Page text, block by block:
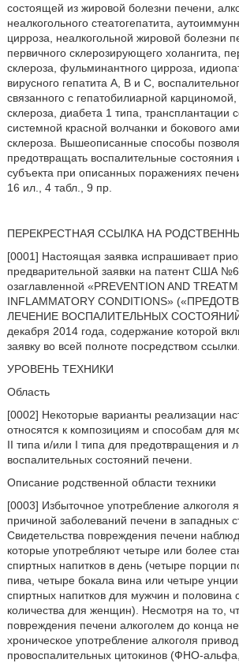
состоящей из жировой болезни печени,
неалкогольного стеатогепатита,
цирроза, неалкогольной жировой болезни
первичного склерозирующего холангита,
склероза, фульминантного цирроза,
вирусного гепатита A, B и C,
связанного с гепатобилиарной
склероза, диабета 1 типа, трансплантации
системной красной волчанки и бокового
склероза. Вышеописанные способы
предотвращать воспалительные состояния
субъекта при описанных поражениях
16 ил., 4 табл., 9 пр.
ПЕРЕКРЕСТНАЯ ССЫЛКА НА
[0001] Настоящая заявка испрашивает
предварительной заявки на патент США
озаглавленной «PREVENTION AND
INFLAMMATORY CONDITIONS»
ЛЕЧЕНИЕ ВОСПАЛИТЕЛЬНЫХ
декабря 2014 года, содержание которой
заявку во всей полноте посредством ссылки.
УРОВЕНЬ ТЕХНИКИ
Область
[0002] Некоторые варианты реализации
относятся к композициям и способам для
II типа и/или I типа для предотвращения и
воспалительных состояний печени.
Описание родственной области техники
[0003] Избыточное употребление алкоголя
причиной заболеваний печени в западных
Свидетельства повреждения печени
которые употребляют четыре или более
спиртных напитков в день (четыре порции
пива, четыре бокала вина или четыре
спиртных напитков для мужчин и половина
количества для женщин). Несмотря на то,
повреждения печени алкоголем до конца
хроническое употребление алкоголя
провоспалительных цитокинов (ФНО-